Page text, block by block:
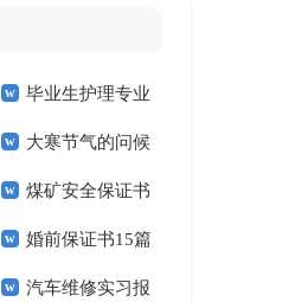
毕业生护理专业
求职信精选15篇
大寒节气的问候
祝福语煤矿安全保证书
(15篇)婚前保证书15篇
汽车维修实习报